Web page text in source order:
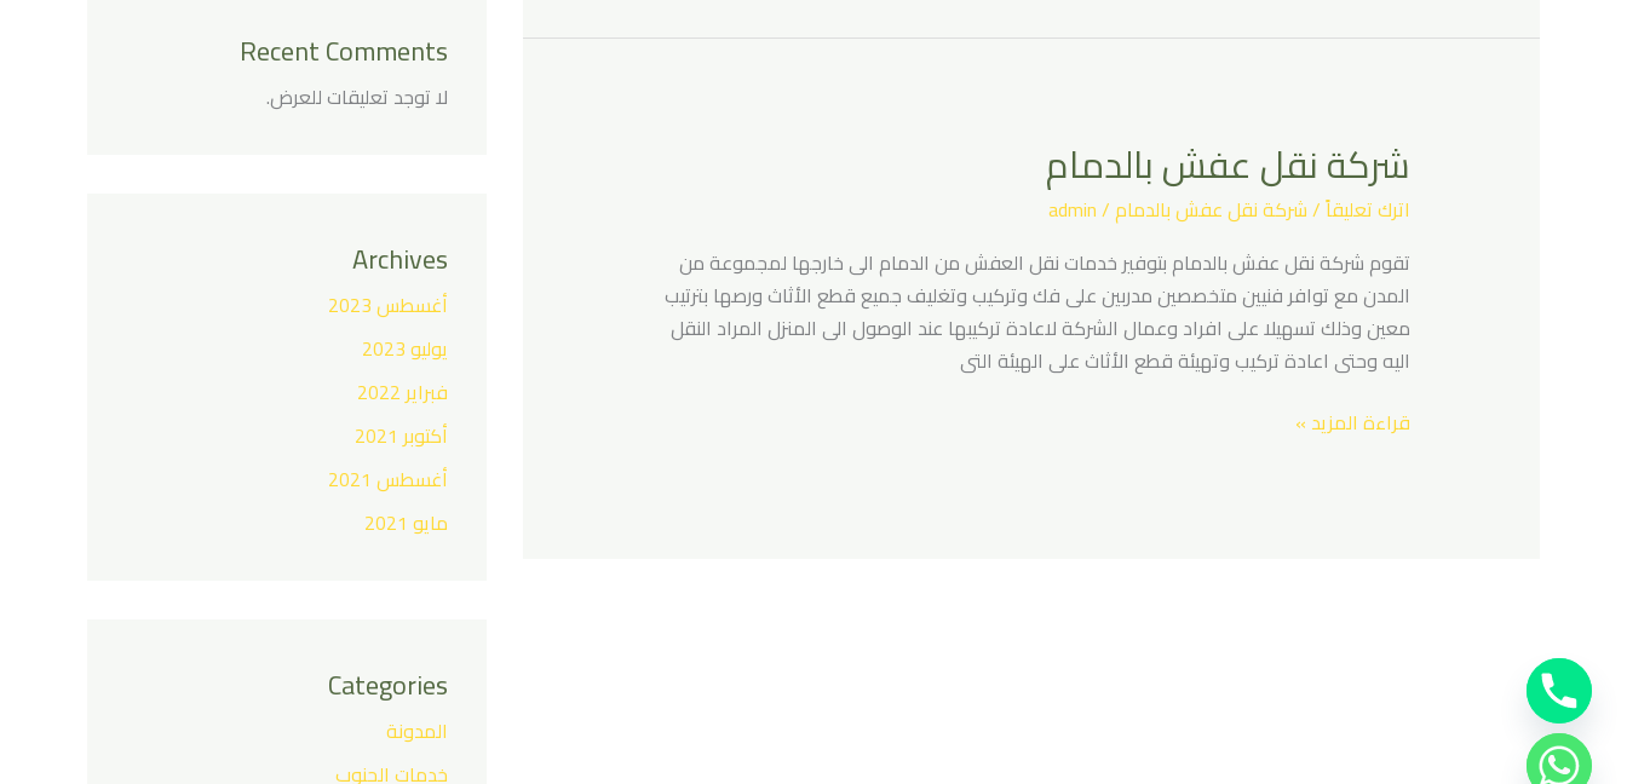
شركة نقل عفش بالدمام
اترك تعليقاً/شركة نقل عفش بالدمام/
admin
تقوم شركة نقل عفش بالدمام بتوفير خدمات نقل العفش من الدمام الى خارجها لمجموعة من
المدن مع توافر فنيين متخصصين مدربين على فك وتركيب وتغليف جميع قطع الأثاث ورصها بترتيب
معين وذلك تسهيلا على افراد وعمال الشركة لاعادة تركيبها عند الوصول الى المنزل المراد النقل
اليه وحتى اعادة تركيب وتهيئة قطع الأثاث على الهيئة التى
شركة
نقل
عفش
بالدمام
قراءة المزيد »
Recent Comments
لا توجد تعليقات للعرض.
Archives
أغسطس 2023
يوليو 2023
فبراير 2022
أكتوبر 2021
أغسطس 2021
مايو 2021
Categories
المدونة
خدمات الجنوب